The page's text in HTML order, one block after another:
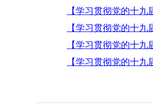
【学习贯彻党的十
【学习贯彻党的十
【学习贯彻党的十
【学习贯彻党的十